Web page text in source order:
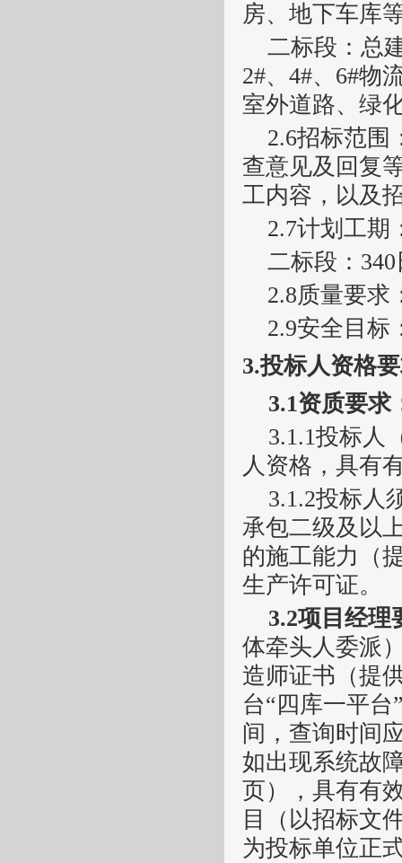
房、 地下车库
二标段： 总
2#、 4#、 6#物
室外道路、 绿
2.6招标范围
查意见及回复
工内容，以及
2.7计划工期
二标段： 340
2.8质量要求
2.9安全目标
3.投标人资格
3.1资质要求
3.1.1投标人
人资格，具有
3.1.2投标人
承包二级及以
的施工能力
（
生产许可证。
3.2项 目经理
体牵头人委派
造师证书（提
台“四库一平
间，查询时间
如出现系统故
页），具有有
目（以招标文
为投标单位正